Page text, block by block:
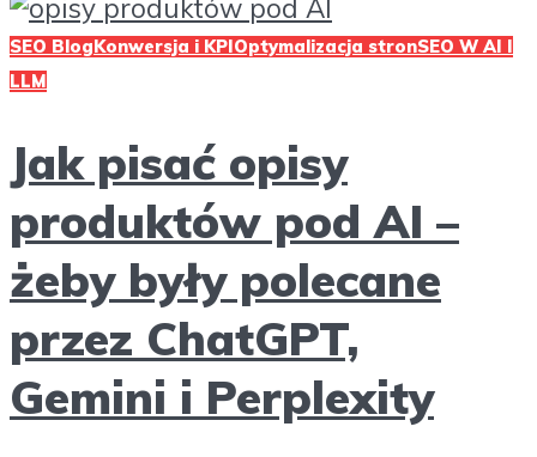
SEO Blog Konwersja i KPI Optymalizacja stronSEO W AI I
LLM
Jak pisać opisy
produktów pod AI –
żeby były polecane
przez ChatGPT,
Gemini i Perplexity